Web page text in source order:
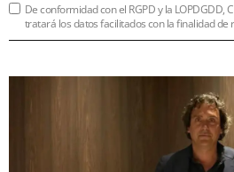
De conformidad con el RGPD y la LOPDGDD,
tratará los datos facilitados con la finalidad